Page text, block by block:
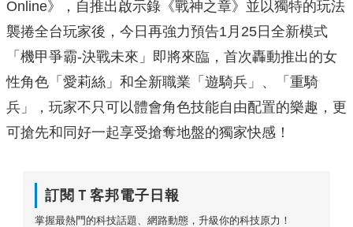
Online》，自推出啟示錄《戰神之章》並以獨特的玩法
襲捲全台玩家後，今日再強力預告1月25日全新模式
「機甲爭霸-決戰未來」即將來臨，首次轟動推出的女
性角色「愛莉絲」和全新職業「遊騎兵」、「重騎
兵」，玩家不只可以體會角色技能自由配置的樂趣，更
可搶先和同好一起享受搶奪地盤的獨家快感！
訂閱Ｔ客邦電子日報
掌握最熱門的科技話題、網路動態，升級你的科技原力！